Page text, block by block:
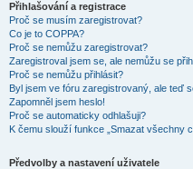
Přihlašování a registrace
Proč se musím zaregistrovat?
Co je to COPPA?
Proč se nemůžu zaregistrovat?
Zaregistroval jsem se, ale nemůžu se
Proč se nemůžu přihlásit?
Byl jsem ve fóru zaregistrovaný, ale teď
Zapomněl jsem heslo!
Proč se automaticky odhlašuji?
K čemu slouží funkce „Smazat všechny
Předvolby a nastavení uživatele